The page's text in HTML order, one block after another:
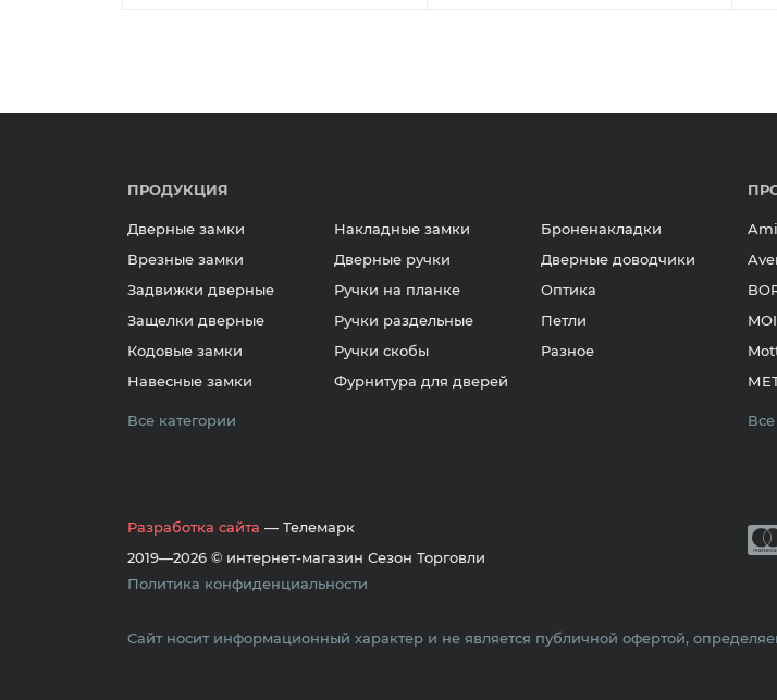
ПРОДУКЦИЯ
Дверные замки
Врезные замки
Задвижки дверные
Защелки дверные
Кодовые замки
Навесные замки
Накладные замки
Дверные ручки
Ручки на планке
Ручки раздельные
Ручки скобы
Фурнитура для дверей
Броненакладки
Дверные доводчики
Оптика
Петли
Разное
Все категории
Разработка сайта — Телемарк
2019—2026 © интернет-магазин Сезон Торговли
Политика конфиденциальности
Сайт носит информационный характер и не является публичной офертой,